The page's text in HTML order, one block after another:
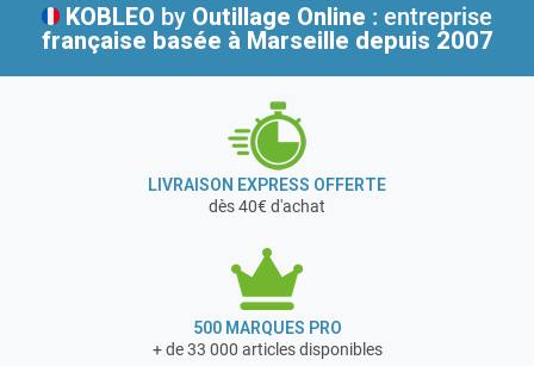
KOBLEO by Outillage Online : entreprise
française basée à Marseille depuis 2007
LIVRAISON EXPRESS OFFERTE
dès 40€ d'achat
500 MARQUES PRO
+ de 33 000 articles disponibles